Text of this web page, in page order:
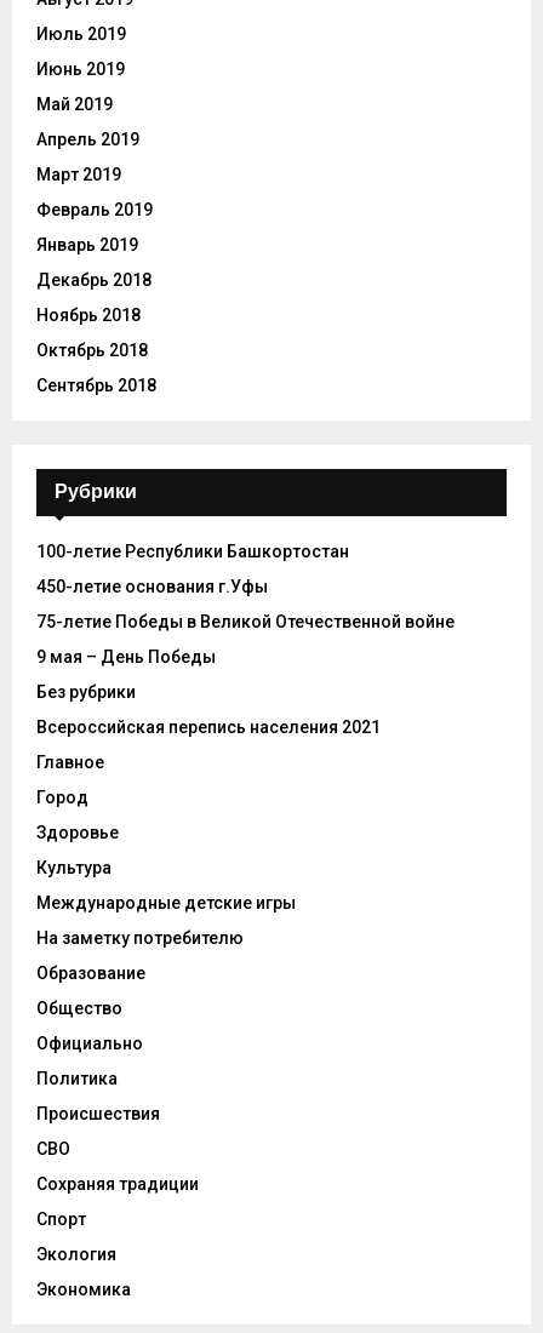
Июль 2019
Июнь 2019
Май 2019
Апрель 2019
Март 2019
Февраль 2019
Январь 2019
Декабрь 2018
Ноябрь 2018
Октябрь 2018
Сентябрь 2018
Рубрики
100-летие Республики Башкортостан
450-летие основания г.Уфы
75-летие Победы в Великой Отечественной войне
9 мая – День Победы
Без рубрики
Всероссийская перепись населения 2021
Главное
Город
Здоровье
Культура
Международные детские игры
На заметку потребителю
Образование
Общество
Официально
Политика
Происшествия
СВО
Сохраняя традиции
Спорт
Экология
Экономика